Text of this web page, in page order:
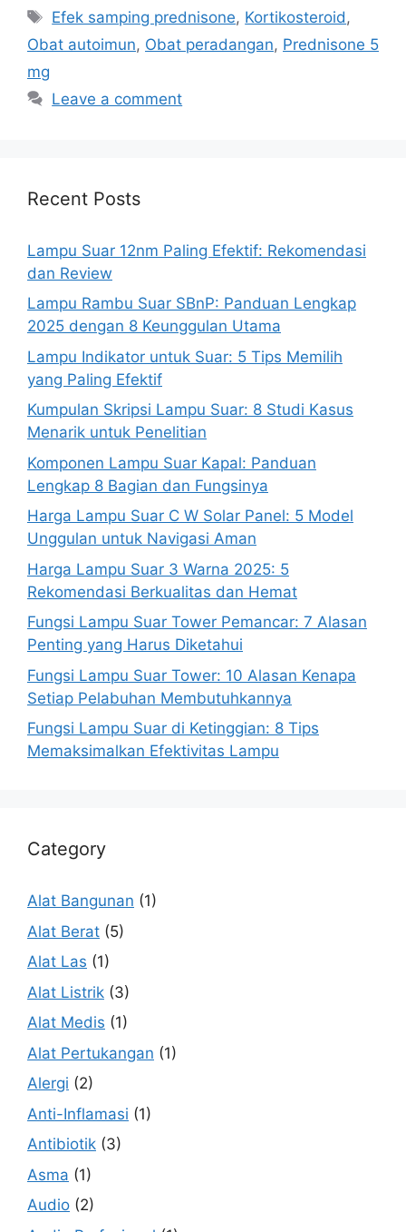
Tags
Efek samping prednisone, Kortikosteroid ,
Obat autoimun, Obat peradangan, Prednisone 5
mg
Leave a comment
Recent Posts
Lampu Suar 12nm Paling Efektif: Rekomendasi
dan Review
Lampu Rambu Suar SBnP: Panduan Lengkap
2025 dengan 8 Keunggulan Utama
Lampu Indikator untuk Suar: 5 Tips Memilih
yang Paling Efektif
Kumpulan Skripsi Lampu Suar: 8 Studi Kasus
Menarik untuk Penelitian
Komponen Lampu Suar Kapal: Panduan
Lengkap 8 Bagian dan Fungsinya
Harga Lampu Suar C W Solar Panel: 5 Model
Unggulan untuk Navigasi Aman
Harga Lampu Suar 3 Warna 2025: 5
Rekomendasi Berkualitas dan Hemat
Fungsi Lampu Suar Tower Pemancar: 7 Alasan
Penting yang Harus Diketahui
Fungsi Lampu Suar Tower: 10 Alasan Kenapa
Setiap Pelabuhan Membutuhkannya
Fungsi Lampu Suar di Ketinggian: 8 Tips
Memaksimalkan Efektivitas Lampu
Category
Alat Bangunan (1)
Alat Berat (5)
Alat Las (1)
Alat Listrik (3)
Alat Medis (1)
Alat Pertukangan (1)
Alergi (2)
Anti-Inflamasi (1)
Antibiotik (3)
Asma (1)
Audio (2)